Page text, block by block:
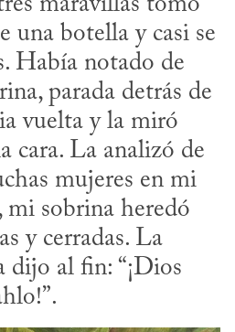
una botella y casi se
Había notado de
parada detrás de
vuelta y la miró
cara. La analizó de
mujeres en mi
sobrina heredó
y cerradas. La
al fin: “¡Dios